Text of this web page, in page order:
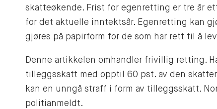
skatteøkende. Frist for egenretting er tre år
for det aktuelle inntektsår. Egenretting kan
gjøres på papirform for de som har rett til å
Denne artikkelen omhandler frivillig retting.
tilleggsskatt med opptil 60 pst. av den
kan en unngå straff i form av tilleggsskatt.
politianmeldt.